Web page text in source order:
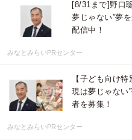
[8/31まで]野口
夢じゃない”夢
配信中！
みなとみらいPRセンター
【子ども向け
現は夢じゃない
者を募集！
みなとみらいPRセンター